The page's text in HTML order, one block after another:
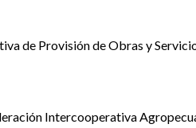
de Provisión de Obras y
Intercooperativa